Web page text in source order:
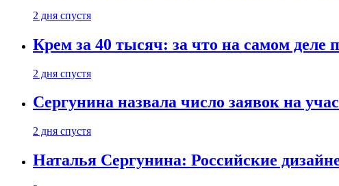
2 дня спустя
Крем за 40 тысяч: за что на самом деле
2 дня спустя
Сергунина назвала число заявок на
2 дня спустя
Наталья Сергунина: Российские